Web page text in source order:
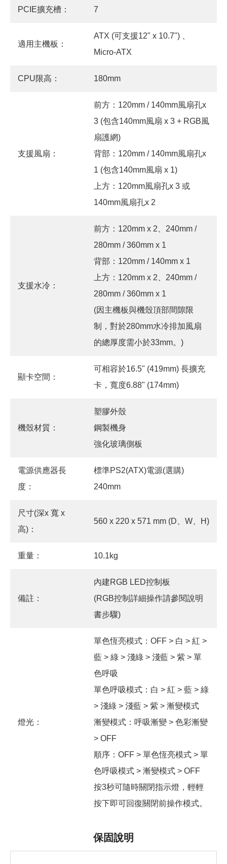
PCIE擴充槽： 7
適用主機板：
ATX (可支援12" x 10.7") 、
Micro-ATX
CPU限高： 180mm
支援風扇：
前方：120mm / 140mm風扇孔x
3 (包含140mm風扇 x 3 + RGB風
扇護網)
背部：120mm / 140mm風扇孔x
1 (包含140mm風扇 x 1)
上方：120mm風扇孔x 3 或
140mm風扇孔x 2
支援水冷：
前方：120mm x 2、240mm /
280mm / 360mm x 1
背部：120mm / 140mm x 1
上方：120mm x 2、240mm /
280mm / 360mm x 1
(因主機板與機殼頂部間隙限
制，對於280mm水冷排加風扇
的總厚度需小於33mm。)
顯卡空間：
可相容於16.5" (419mm) 長擴充
卡，寬度6.88" (174mm)
機殼材質：
塑膠外殼
鋼製機身
強化玻璃側板
電源供應器長
度：
標準PS2(ATX)電源(選購)
240mm
尺寸(深x 寬 x
高)：
560 x 220 x 571 mm (D、W、H)
重量： 10.1kg
備註：
內建RGB LED控制板
(RGB控制詳細操作請參閱說明
書步驟)
燈光：
單色恆亮模式：OFF > 白 > 紅 >
藍 > 綠 > 淺綠 > 淺藍 > 紫 > 單
色呼吸
單色呼吸模式：白 > 紅 > 藍 > 綠
> 淺綠 > 淺藍 > 紫 > 漸變模式
漸變模式：呼吸漸變 > 色彩漸變
> OFF
順序：OFF > 單色恆亮模式 > 單
色呼吸模式 > 漸變模式 > OFF
按3秒可隨時關閉指示燈，輕輕
按下即可回復關閉前操作模式。
保固說明